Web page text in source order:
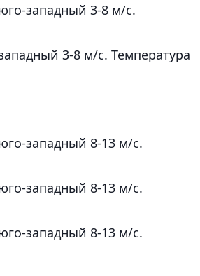
западный 3-8 м/с.
3-8 м/с. Температура
западный 8-13 м/с.
западный 8-13 м/с.
западный 8-13 м/с.